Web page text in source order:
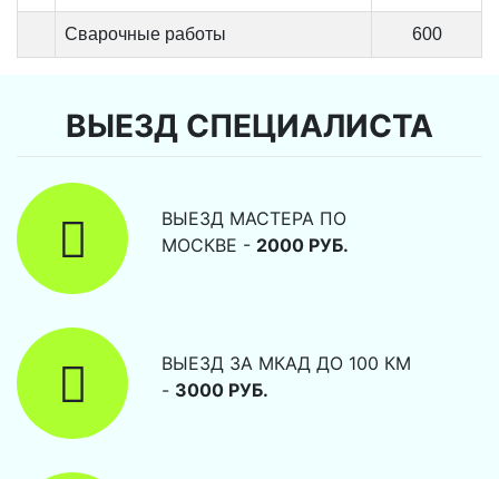
Сварочные работы 600
ВЫЕЗД СПЕЦИАЛИСТА
ВЫЕЗД МАСТЕРА ПО
МОСКВЕ - 2000 РУБ.
ВЫЕЗД ЗА МКАД ДО 100 КМ
- 3000 РУБ.